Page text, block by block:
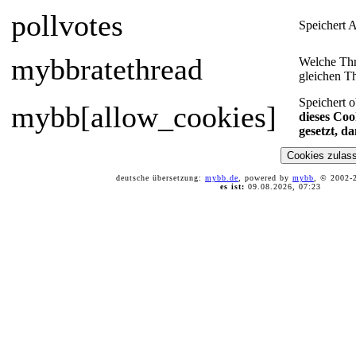
pollvotes Speichert
mybbratethread
Welche
gleichen
mybb[allow_cookies]
Speichert
dieses
gesetzt,
deutsche übersetzung: mybb.de , powered by mybb , ©
es ist: 09.08.2026, 07:23